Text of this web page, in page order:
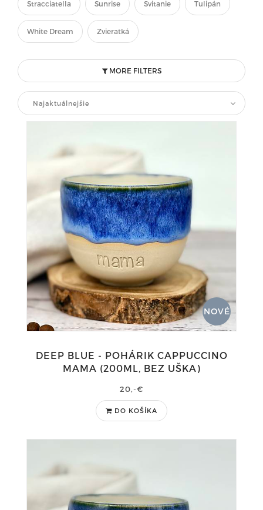
Stracciatella Sunrise Svitanie Tulipán
White Dream Zvieratká
MORE FILTERS
Najaktuálnejšie
NOVÉ
DEEP BLUE - POHÁRIK CAPPUCCINO
MAMA (200ML, BEZ UŠKA)
20,-€
DO KOŠÍKA